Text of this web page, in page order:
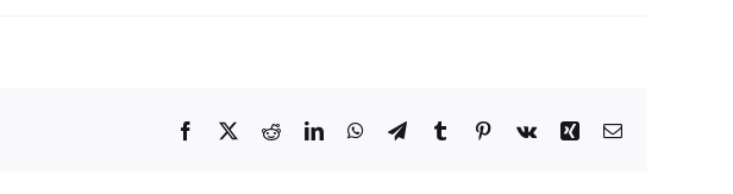
Facebook
X RedditLinkedInWhatsApp
TelegramTumblrPinterest
Vk Xing Correo